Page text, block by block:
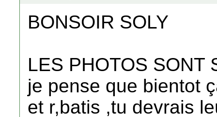
BONSOIR SOLY
LES PHOTOS SONT
je pense que bientot
et r,batis ,tu devrais